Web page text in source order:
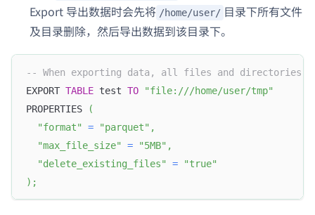
Export 导出数据时会先将 /home/user/ 目录下所有文件
及目录删除，然后导出数据到该目录下。
-- When exporting data, all files and directories
EXPORT TABLE test TO
"file:///home/user/tmp"
PROPERTIES
(
"format"
= "parquet" ,
"max_file_size"
= "5MB" ,
"delete_existing_files"
=
"true"
) ;